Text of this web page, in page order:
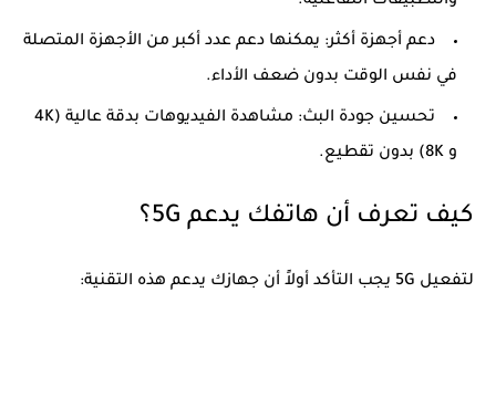
دعم أجهزة أكثر: يمكنها دعم عدد أكبر من الأجهزة المتصلة
في نفس الوقت بدون ضعف الأداء.
تحسين جودة البث:
مشاهدة الفيديوهات بدقة عالية (4K
و 8K) بدون تقطيع.
كيف تعرف أن هاتفك يدعم 5G؟
لتفعيل 5G يجب التأكد أولاً أن جهازك يدعم هذه التقنية: